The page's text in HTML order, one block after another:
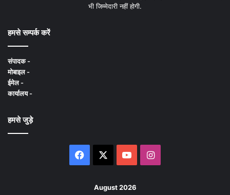
भी जिम्मेदारी नहीं होगी.
हमसे सम्पर्क करें
संपादक -
मोबाइल -
ईमेल -
कार्यालय -
हमसे जुड़े
Facebook YouTubeInstagram
August 2026